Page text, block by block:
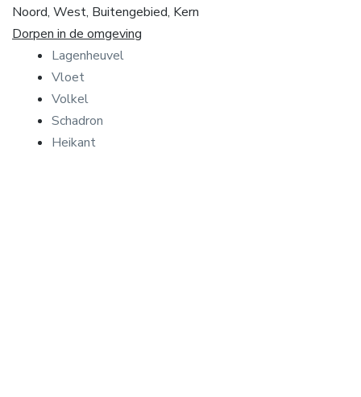
Noord, West, Buitengebied, Kern
Dorpen in de omgeving
Lagenheuvel
Vloet
Volkel
Schadron
Heikant